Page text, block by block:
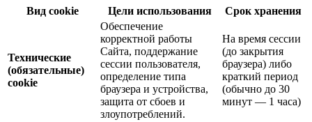
Вид cookie Цели использования Срок хранения
Технические
(обязательные)
cookie
Обеспечение
корректной работы
Сайта, поддержание
сессии пользователя,
определение типа
браузера и устройства,
защита от сбоев и
злоупотреблений.
На время сессии
(до закрытия
браузера) либо
краткий период
(обычно до 30
минут — 1 часа)